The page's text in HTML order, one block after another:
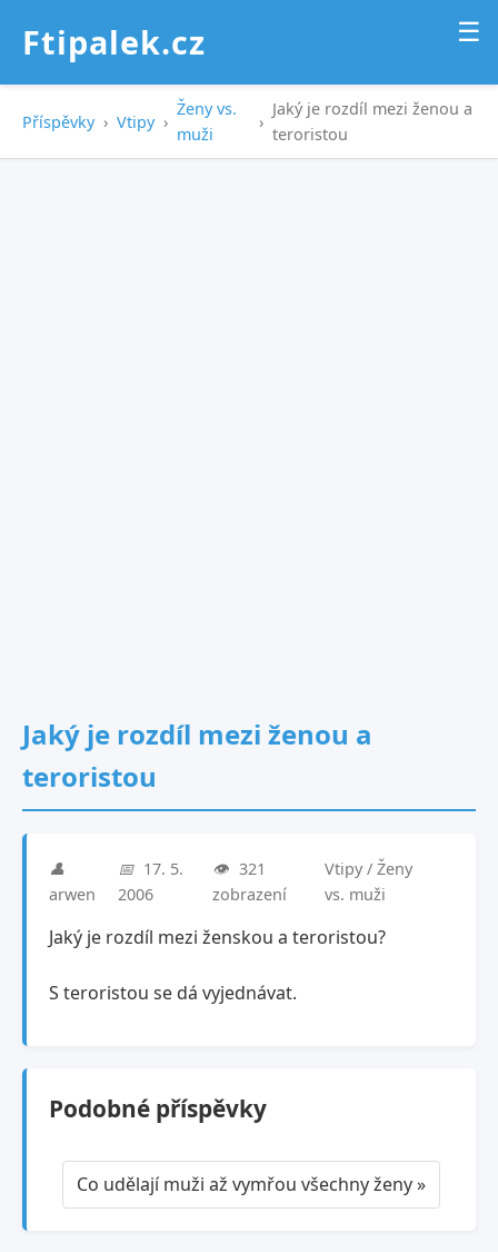
Ftipalek.cz ☰
Příspěvky › Vtipy ›
Ženy vs.
muži
›
Jaký je rozdíl mezi ženou a
teroristou
Jaký je rozdíl mezi ženou a
teroristou
👤
arwen
📅 17. 5.
2006
👁️ 321
zobrazení
Vtipy / Ženy
vs. muži
Jaký je rozdíl mezi ženskou a teroristou?
S teroristou se dá vyjednávat.
Podobné příspěvky
Co udělají muži až vymřou všechny ženy »